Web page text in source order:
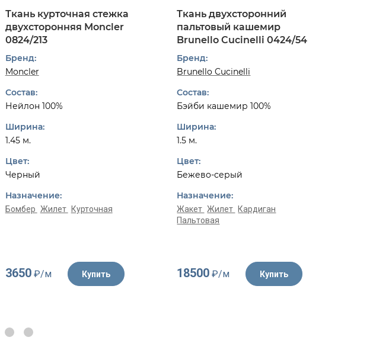
Ткань курточная стежка
двухсторонняя Moncler
0824/213
Бренд:
Moncler
Состав:
Нейлон 100%
Ширина:
1.45 м.
Цвет:
Черный
Назначение:
Бомбер Жилет Курточная
3650₽/м Купить
Ткань двухсторонний
пальтовый кашемир
Brunello Cucinelli 0424/54
Бренд:
Brunello Cucinelli
Состав:
Бэйби кашемир 100%
Ширина:
1.5 м.
Цвет:
Бежево-серый
Назначение:
Жакет Жилет
Кардиган
Пальтовая
18500 ₽/м Купить